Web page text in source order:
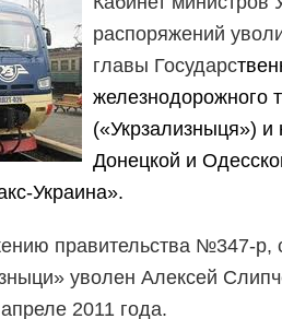
распоряжений
главы Государс
железнодорожного
(«Укрзализныця») и
Донецкой и
Украина».
правительства №347-р,
уволен Алексей
2011 года.